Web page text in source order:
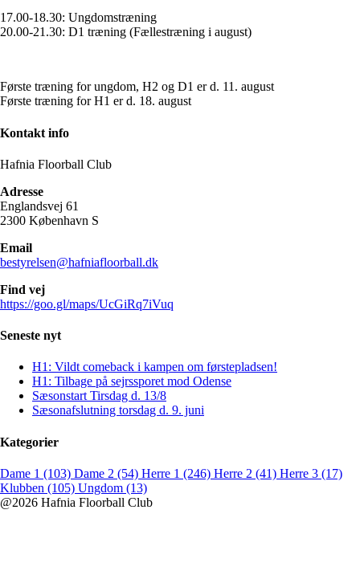
17.00-18.30: Ungdomstræning
20.00-21.30: D1 træning (Fællestræning i august)
Første træning for ungdom, H2 og D1 er d. 11. august
Første træning for H1 er d. 18. august
Kontakt info
Hafnia Floorball Club
Adresse
Englandsvej 61
2300 København S
Email
bestyrelsen@hafniafloorball.dk
Find vej
https://goo.gl/maps/UcGiRq7iVuq
Seneste nyt
H1: Vildt comeback i kampen om førstepladsen!
H1: Tilbage på sejrssporet mod Odense
Sæsonstart Tirsdag d. 13/8
Sæsonafslutning torsdag d. 9. juni
Kategorier
Dame 1 (103) Dame 2 (54) Herre 1 (246) Herre 2 (41) Herre 3 (17)
Klubben (105) Ungdom (13)
@2026 Hafnia Floorball Club